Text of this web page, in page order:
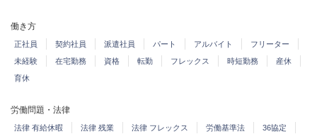
働き方
正社員 契約社員 派遣社員 パート アルバイト
フリーター
未経験
在宅勤務 資格 転勤 フレックス 時短勤務
産休
育休
労働問題・法律
法律 有給休暇 法律 残業 法律 フレックス 労働基準法
36協定